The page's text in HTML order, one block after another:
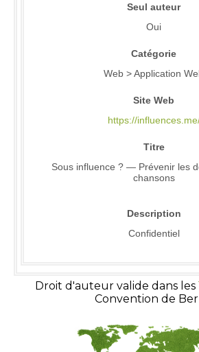
Seul auteur
Oui
Catégorie
Web > Application
Site Web
https://
Titre
Sous influence ? — Prévenir les
chansons
Description
Confidentiel
Droit d'auteur valide dans les
Convention de